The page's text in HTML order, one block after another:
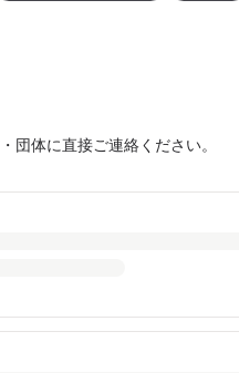
団体に直接ご連絡ください。